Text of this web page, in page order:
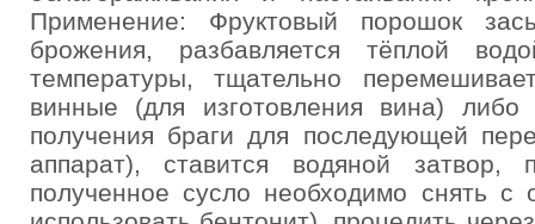
Применение: Фруктовый порошок
брожения, разбавляется тёплой
температуры, тщательно
винные (для изготовления вина)
получения браги для последующей
аппарат), ставится водяной затвор,
полученное сусло необходимо снять с